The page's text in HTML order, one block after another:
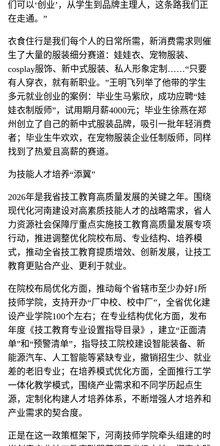
们可以‘创业’，从学生到品牌主理人，这条路我们正
在走通。”
衣食住行是我们每个人的日常所需，新消费需求则催
生了大量的服装细分赛道：娃娃衣、宠物服装、
cosplay服饰、新中式服装、私人形象定制……“只要
有人穿衣，就有新职业。”王明飞列举了他带的学生
多元就业创业的案例：毕业生马紫欣，成功应聘“娃
娃衣制版师”，试用期月薪4000元；毕业生徐燕在郑
州创立了自己的新中式服装品牌，吸引一批年轻消费
者；毕业生牛欢欢，在宠物服装企业任制版师，同样
找到了热爱且高薪的赛道。
为技能人才培养“添翼”
2026年是我省技工教育高质量发展的关键之年。围绕
现代化河南建设对高素质技能人才的战略需求，省人
力资源社会保障厅重点实施技工教育高质量发展专项
行动，推进调整优化院校布局、专业结构、培养模
式，推动全省技工教育提质增效、创新发展，让技工
教育更贴合产业、更利于就业。
在院校布局优化方面，推动每个省辖市至少办好1所
技师学院，支持开办“厂中校、校中厂”，全省优化建
设产业学院100个左右；在专业结构优化方面，发布
年度《技工教育专业设置指导目录》，建立“正面清
单”和“预警清单”，指导技工院校建设智能装备、新
能源汽车、人工智能等紧缺专业，撤销招生少、就业
差的老旧专业；在培养模式优化方面，全面推行工学
一体化教学模式，围绕产业需求和不同学历起点生
源，定制化构建人才培养体系，不断增强人才培养和
产业需求的契合度。
正是在这一政策框架下，河南技师学院牵头组建的时